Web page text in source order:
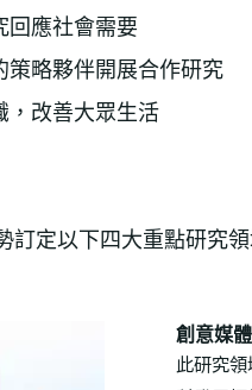
回應社會需要
策略夥伴開展合作研究
，改善大眾生活
訂定以下四大重點研究
創意媒體
此研究領